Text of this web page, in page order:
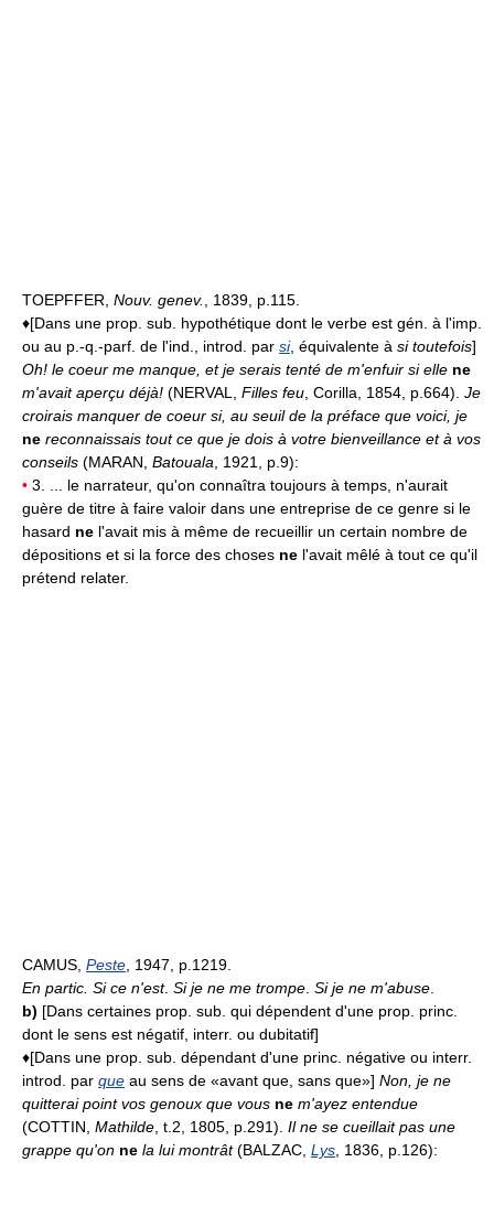
TOEPFFER, Nouv. genev.
, 1839, p.115.
♦[Dans une prop. sub. hypothétique dont le verbe est gén. à l'imp.
ou au p.-q.-parf. de l'ind., introd. par si, équivalente à si toutefois]
Oh! le coeur me manque, et je serais tenté de m'enfuir si elle ne
m'avait aperçu déjà! (NERVAL, Filles feu , Corilla, 1854, p.664). Je
croirais manquer de coeur si, au seuil de la préface que voici, je
ne reconnaissais tout ce que je dois à votre bienveillance et à vos
conseils (MARAN, Batouala , 1921, p.9):
• 3. ... le narrateur, qu'on connaîtra toujours à temps, n'aurait
guère de titre à faire valoir dans une entreprise de ce genre si le
hasard ne l'avait mis à même de recueillir un certain nombre de
dépositions et si la force des choses ne l'avait mêlé à tout ce qu'il
prétend relater.
CAMUS, Peste , 1947, p.1219.
En partic. Si ce n'est. Si je ne me trompe Si je ne m'abuse
b) [Dans certaines prop. sub. qui dépendent d'une prop. princ.
dont le sens est négatif, interr. ou dubitatif]
♦[Dans une prop. sub. dépendant d'une princ. négative ou interr.
introd. par que au sens de «avant que, sans que»] Non, je ne
quitterai point vos genoux que vous ne m'ayez entendue
(COTTIN, Mathilde , t.2, 1805, p.291). Il ne se cueillait pas une
grappe qu'on ne la lui montrât(BALZAC, Lys , 1836, p.126):